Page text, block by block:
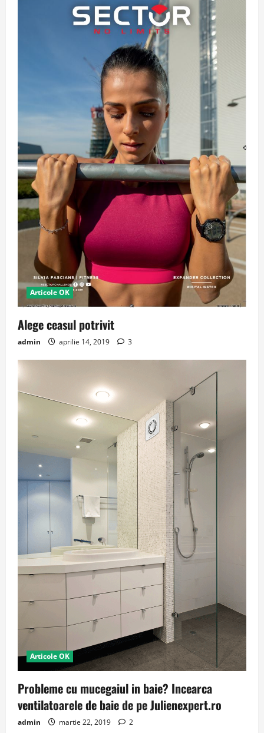
Articole OK
Alege ceasul potrivit
admin aprilie 14, 2019 3
Articole OK
Probleme cu mucegaiul in baie? Incearca
ventilatoarele de baie de pe Julienexpert.ro
admin martie 22, 2019 2